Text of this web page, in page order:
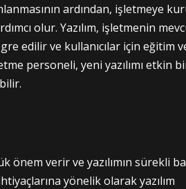
ardından, işletmeye
olur. Yazılım, işletmenin
edilir ve kullanıcılar için eğitim
personeli, yeni yazılımı etkin
verir ve yazılımın sürekli
yönelik olarak yazılım